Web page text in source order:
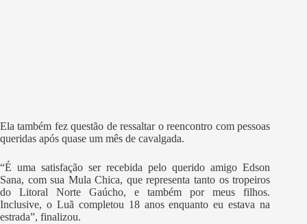
Ela também fez questão de ressaltar o reencontro com pessoas
queridas após quase um mês de cavalgada.
“É uma satisfação ser recebida pelo querido amigo Edson
Sana, com sua Mula Chica, que representa tanto os tropeiros
do Litoral Norte Gaúcho, e também por meus filhos.
Inclusive, o Luã completou 18 anos enquanto eu estava na
estrada”, finalizou.